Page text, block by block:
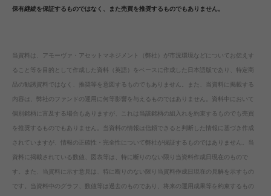
保有継続を保証するものではなく、また売買を推奨するものでもありません。
当資料は、アモーヴァ・アセットマネジメント（弊社）が市況環境などについてお伝えす
ること等を目的として作成した資料（英語）をベースに作成した日本語版であり、特定商
品の勧誘資料ではなく、推奨等を意図するものでもありません。また、当資料に掲載する
内容は、弊社のファンドの運用に何等影響を与えるものではありません。資料中において
個別銘柄に言及する場合もありますが、これは当該銘柄の組入れを約束するものでも売買
を推奨するものでもありません。当資料の情報は信頼できると判断した情報に基づき作成
されていますが、情報の正確性・完全性について弊社が保証するものではありません。当
資料に掲載されている数値、図表等は、特に断りのない限り当資料作成日現在のもので
す。また、当資料に示す意見は、特に断りのない限り当資料作成日現在の見解を示すもの
です。当資料中のグラフ、数値等は過去のものであり、将来の運用成果等を約束するもの